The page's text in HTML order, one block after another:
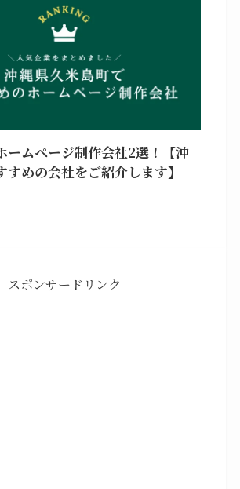
ームページ制作会社2選！【沖
すめの会社をご紹介します】
スポンサードリンク